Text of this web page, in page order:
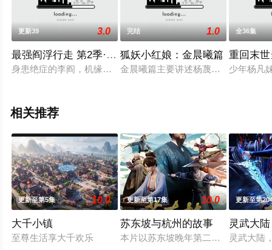
更新39 3.0
最强阎浮行走 第2季·动态漫
身患绝症的李阎，机缘巧合之下进入光怪陆离的阎浮世界，凭
完结 1.0
狐妖小红娘：金晨曦篇
金晨曦篇主要讲述杨蔑和翠玉鸣鸾的
全36集
重回末
少年杨凡
相关推荐
更新至第5集 10.0
大千小镇
至尊生活享大千欢乐
更新至第17集 10.0
苏东坡与杭州的故事
本片以苏东坡晚年第二次赴任杭州，
更新至第
灵武大陆
灵武大陆